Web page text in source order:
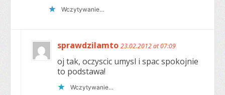
Wczytywanie…
sprawdzilamto 23.02.2012 at 07:09
oj tak, oczyscic umysl i spac spokojnie
to podstawa!
Wczytywanie…